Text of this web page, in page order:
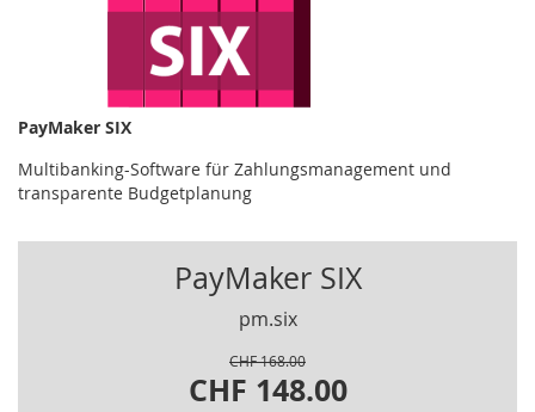
PayMaker SIX
Multibanking-Software für Zahlungsmanagement und
transparente Budgetplanung
PayMaker SIX
pm.six
CHF 168.00
CHF 148.00